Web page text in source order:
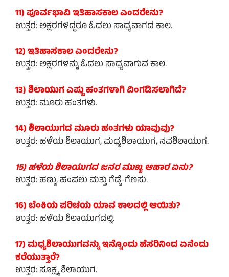
11) ಪೂರ್ವಭಾವಿ ಇತಿಹಾಸಕಾಲ ಎಂದರೇನು?
ಉತ್ತರ: ಅಕ್ಷರಗಳಿದ್ದರೂ ಓದಲು ಸಾಧ್ಯವಾಗದ ಕಾಲ.
12) ಇತಿಹಾಸಕಾಲ ಎಂದರೇನು?
ಉತ್ತರ: ಅಕ್ಷರಗಳನ್ನು ಓದಲು ಸಾಧ್ಯವಾಗುವ ಕಾಲ.
13) ಶಿಲಾಯುಗ ಎಷ್ಟು ಹಂತಗಳಾಗಿ ವಿಂಗಡಿಸಲಾಗಿದೆ?
ಉತ್ತರ: ಮೂರು ಹಂತಗಳು.
14) ಶಿಲಾಯುಗದ ಮೂರು ಹಂತಗಳು ಯಾವುವು?
ಉತ್ತರ: ಹಳೆಯ ಶಿಲಾಯುಗ, ಮಧ್ಯಶಿಲಾಯುಗ, ನವಶಿಲಾಯುಗ.
15) ಹಳೆಯ ಶಿಲಾಯುಗದ ಜನರ ಮುಖ್ಯ ಆಹಾರ ಏನು?
ಉತ್ತರ: ಹಣ್ಣು, ಹಂಪಲು ಮತ್ತು ಗೆಡ್ಡೆ-ಗೆಣಸು.
16) ಬೆಂಕಿಯ ಪರಿಚಯ ಯಾವ ಕಾಲದಲ್ಲಿ ಆಯಿತು?
ಉತ್ತರ: ಹಳೆಯ ಶಿಲಾಯುಗದಲ್ಲಿ.
17) ಮಧ್ಯಶಿಲಾಯುಗವನ್ನು ಇನ್ನೊಂದು ಹೆಸರಿನಿಂದ ಏನೆಂದು
ಕರೆಯುತ್ತಾರೆ?
ಉತ್ತರ: ಸೂಕ್ಷ್ಮ ಶಿಲಾಯುಗ.